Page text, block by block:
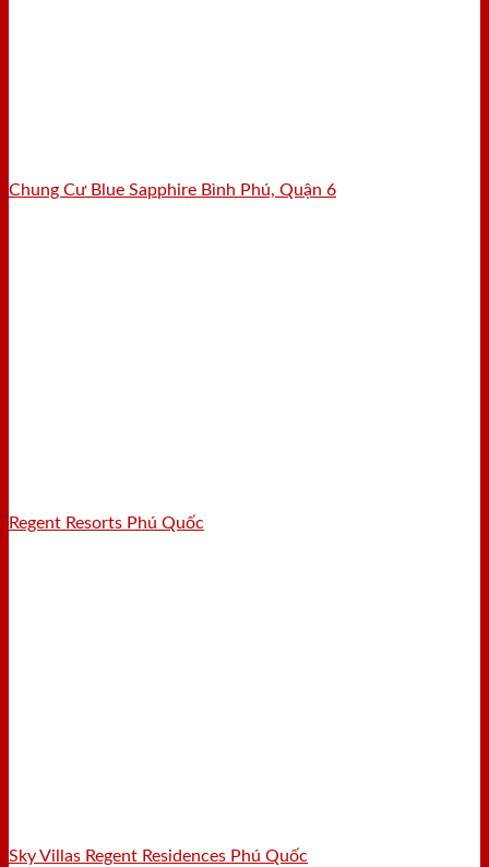
Chung Cư Blue Sapphire Bình Phú, Quận 6
Regent Resorts Phú Quốc
Sky Villas Regent Residences Phú Quốc